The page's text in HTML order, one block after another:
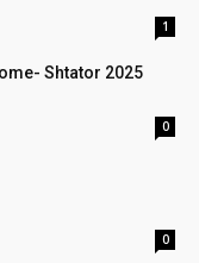
1
Shtator 2025
0
0